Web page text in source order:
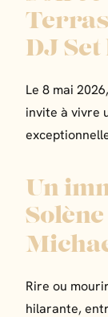
DJ
Le 8 mai
invite à vivre
Un
Rire ou
hilarante,